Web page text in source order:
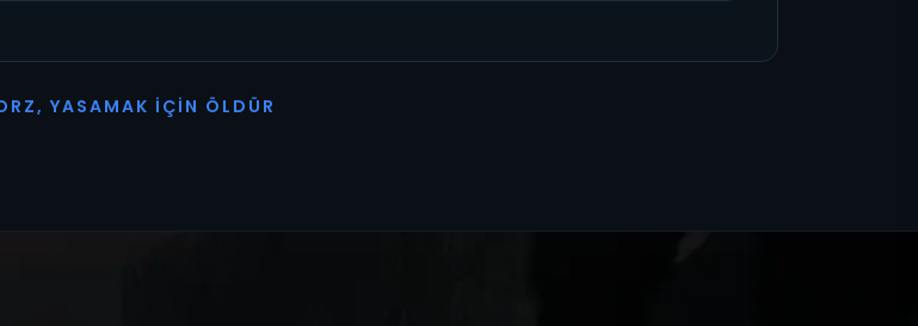
R Z, YASAMAK İ ÇI N Ö L D Ü R